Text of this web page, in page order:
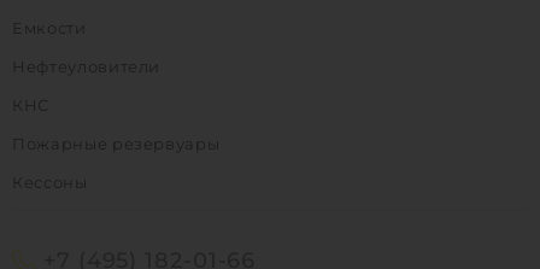
Емкости
Нефтеуловители
КНС
Пожарные резервуары
Кессоны